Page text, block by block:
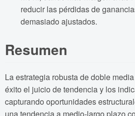
reducir las pérdidas de
demasiado ajustados.
Resumen
La estrategia robusta de doble
éxito el juicio de tendencia y los
capturando oportunidades
una tendencia a medio-largo plazo